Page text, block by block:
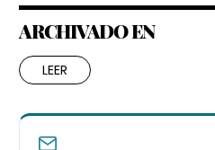
ARCHIVADO EN
LEER